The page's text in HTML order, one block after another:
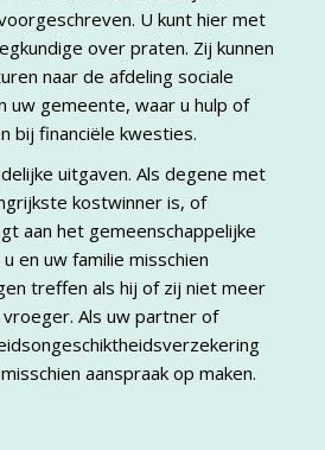
U kunt hier met
over praten. Zij kunnen
naar de afdeling sociale
uw gemeente, waar u hulp of
bij financiële kwesties.
uitgaven. Als degene met
kostwinner is, of
aan het gemeenschappelijke
en uw familie misschien
treffen als hij of zij niet meer
Als uw partner of
aanspraak op maken.